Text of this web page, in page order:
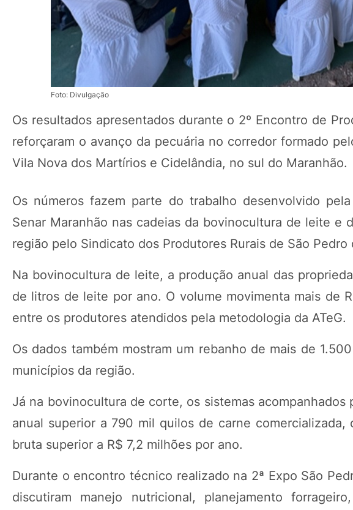
Foto: Divulgação
Os resultados apresentados durante o 2º Encontro de
reforçaram o avanço da pecuária no corredor formado
Vila Nova dos Martírios e Cidelândia, no sul do Maranhão.
Os números fazem parte do trabalho desenvolvido
Senar Maranhão nas cadeias da bovinocultura de leite e
região pelo Sindicato dos Produtores Rurais de São Pedro
Na bovinocultura de leite, a produção anual das
de litros de leite por ano. O volume movimenta mais de
entre os produtores atendidos pela metodologia da ATeG.
Os dados também mostram um rebanho de mais de
municípios da região.
Já na bovinocultura de corte, os sistemas
anual superior a 790 mil quilos de carne
bruta superior a R$ 7,2 milhões por ano.
Durante o encontro técnico realizado na 2ª Expo São
discutiram manejo nutricional, planejamento